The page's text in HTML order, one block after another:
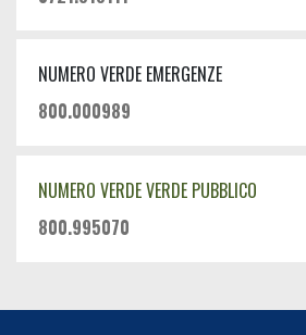
NUMERO VERDE EMERGENZE
800.000989
NUMERO VERDE VERDE PUBBLICO
800.995070